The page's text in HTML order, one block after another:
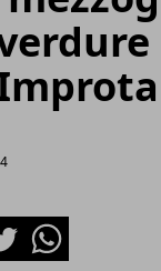
Whatsapp